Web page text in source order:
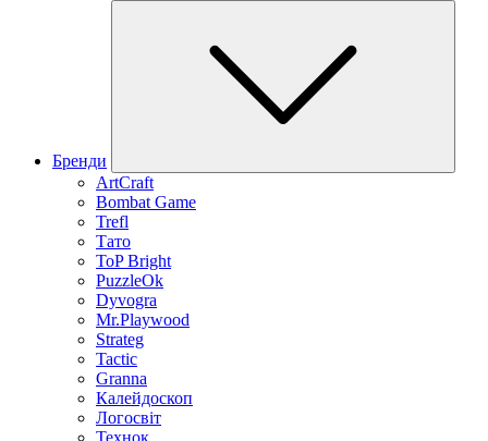
Бренди
ArtCraft
Bombat Game
Trefl
Тато
ToP Bright
PuzzleOk
Dyvogra
Mr.Playwood
Strateg
Tactic
Granna
Калейдоскоп
Логосвіт
Технок